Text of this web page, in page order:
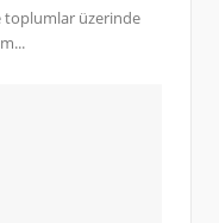
toplumlar üzerinde